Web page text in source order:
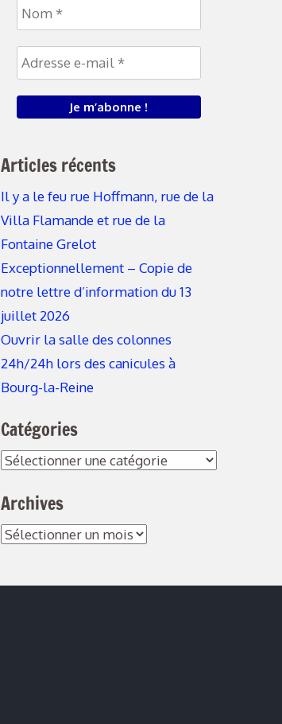
Articles récents
Il y a le feu rue Hoffmann, rue de la
Villa Flamande et rue de la
Fontaine Grelot
Exceptionnellement – Copie de
notre lettre d’information du 13
juillet 2026
Ouvrir la salle des colonnes
24h/24h lors des canicules à
Bourg-la-Reine
Catégories
Catégories
Archives
Archives